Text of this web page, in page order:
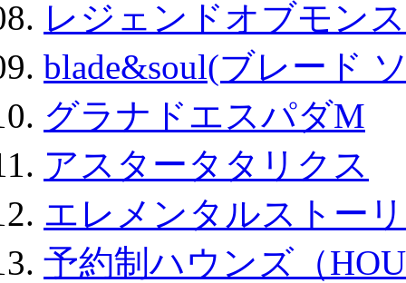
レジェンドオブモン
blade&soul(ブレード
グラナドエスパダM
アスタータタリクス
エレメンタルストー
予約制ハウンズ（